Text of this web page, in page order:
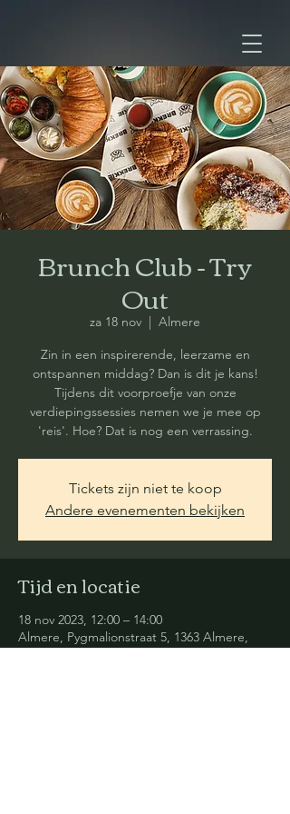
Brunch Club - Try
Out
za 18 nov
  |
Almere
Zin in een inspirerende, leerzame en
ontspannen middag? Dan is dit je kans!
Tijdens dit voorproefje van onze
verdiepingssessies nemen we je mee op
'reis'. Hoe? Dat is nog een verrassing.
Tickets zijn niet te koop
Andere evenementen bekijken
Tijd en locatie
18 nov 2023, 12:00 – 14:00
Almere, Pygmalionstraat 5, 1363 Almere,